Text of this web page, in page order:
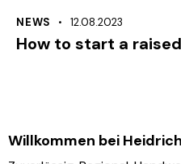
NEWS 12.08.2023
How to start a
Willkommen bei